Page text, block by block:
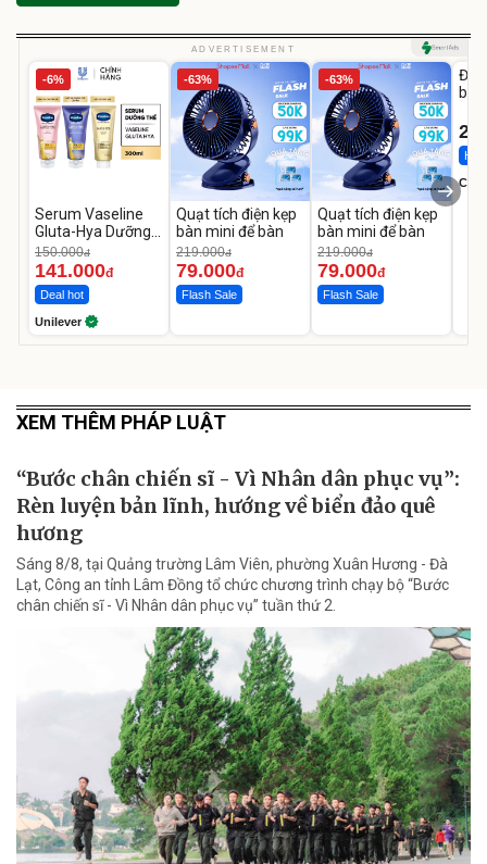
ADVERTISEMENT
-6%
Serum Vaseline
Gluta-Hya Dưỡng
Da Sáng Mịn Sau 7
Ngày
150.000đ
141.000đ
Deal hot
Unilever
-63%
Quạt tích điện kẹp
bàn mini để bàn
219.000đ
79.000đ
Flash Sale
-63%
Quạt tích điện kẹp
bàn mini để bàn
219.000đ
79.000đ
Flash Sale
Đai
bé
Hot
XEM THÊM PHÁP LUẬT
“Bước chân chiến sĩ - Vì Nhân dân phục vụ”:
Rèn luyện bản lĩnh, hướng về biển đảo quê
hương
Sáng 8/8, tại Quảng trường Lâm Viên, phường Xuân Hương - Đà
Lạt, Công an tỉnh Lâm Đồng tổ chức chương trình chạy bộ “Bước
chân chiến sĩ - Vì Nhân dân phục vụ” tuần thứ 2.